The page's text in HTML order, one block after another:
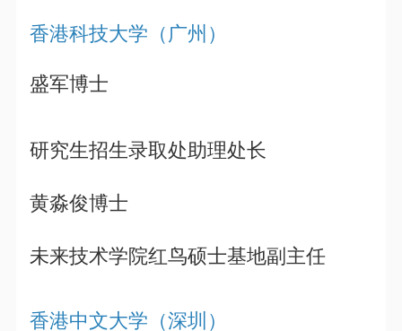
香港科技大学（广州）
盛军博士
研究生招生录取处助理处长
黄淼俊博士
未来技术学院红鸟硕士基地副主任
香港中文大学（深圳）